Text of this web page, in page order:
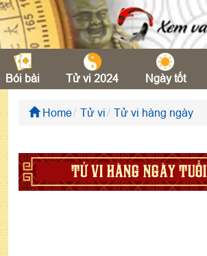
Bói bài Tử vi 2024 Ngày tốt
Home Tử vi Tử vi hàng ngày
TỬ VI HÀNG NGÀY